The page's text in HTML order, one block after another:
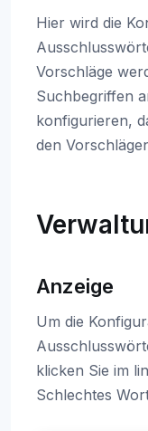
Hier wird die
Vorschläge
Suchbegriffen
konfigurieren,
den
Anzeige
Um die
klicken Sie im
Schlechtes